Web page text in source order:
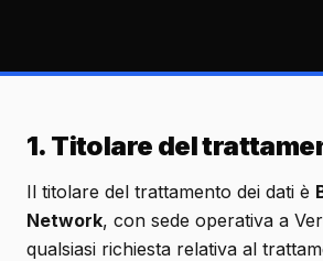
1. Titolare del
Il titolare del trattamento dei dati è
Network, con sede operativa a
qualsiasi richiesta relativa al